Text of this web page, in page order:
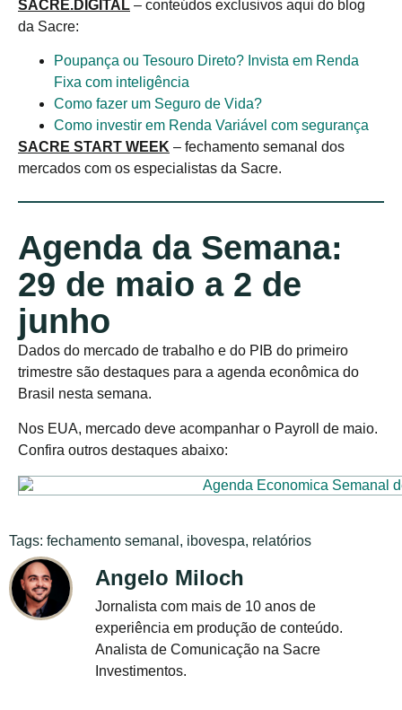
SACRE.DIGITAL – conteúdos exclusivos aqui do blog
da Sacre:
Poupança ou Tesouro Direto? Invista em Renda
Fixa com inteligência
Como fazer um Seguro de Vida?
Como investir em Renda Variável com segurança
SACRE START WEEK – fechamento semanal dos
mercados com os especialistas da Sacre.
Agenda da Semana:
29 de maio a 2 de
junho
Dados do mercado de trabalho e do PIB do primeiro
trimestre são destaques para a agenda econômica do
Brasil nesta semana.
Nos EUA, mercado deve acompanhar o Payroll de maio.
Confira outros destaques abaixo:
Tags: fechamento semanal , ibovespa, relatórios
Angelo Miloch
Jornalista com mais de 10 anos de
experiência em produção de conteúdo.
Analista de Comunicação na Sacre
Investimentos.